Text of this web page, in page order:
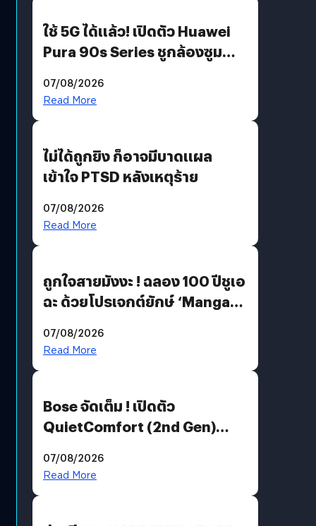
ใช้ 5G ได้แล้ว! เปิดตัว Huawei
Pura 90s Series ชูกล้องซูม
07/08/2026
Read More
ไม่ได้ถูกยิง ก็อาจมีบาดแผล
เข้าใจ PTSD หลังเหตุร้าย
07/08/2026
Read More
ถูกใจสายมังงะ ! ฉลอง 100 ปีชูเอ
ฉะ ด้วยโปรเจกต์ยักษ์ ‘Manga
มีภาษาไทยด้วย
07/08/2026
Read More
Bose จัดเต็ม ! เปิดตัว
QuietComfort (2nd Gen)
07/08/2026
Read More